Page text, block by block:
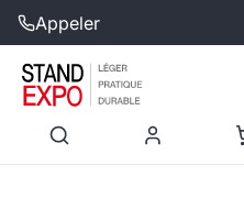
Appeler